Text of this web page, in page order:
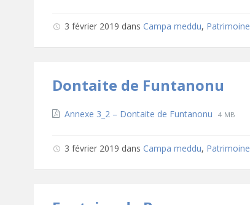
3 février 2019 dans Campa meddu, Patrimoine
Dontaite de Funtanonu
Téléchargements
Annexe 3_2 – Dontaite de Funtanonu File
File
4 MB
3 février 2019 dans Campa meddu, Patrimoine